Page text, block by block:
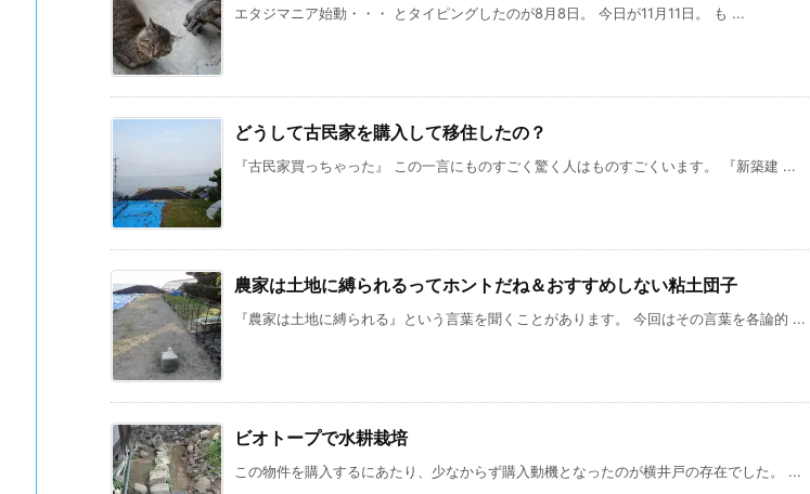
エタジマニア始動・・・ とタイピングしたのが8月8日。 今日が11月11日。 も ...
どうして古民家を購入して移住したの？
『古民家買っちゃった』 この一言にものすごく驚く人はものすごくいます。 『新築建 ...
農家は土地に縛られるってホントだね＆おすすめしない粘土団子
『農家は土地に縛られる』という言葉を聞くことがあります。 今回はその言葉を各論的 ...
ビオトープで水耕栽培
この物件を購入するにあたり、少なからず購入動機となったのが横井戸の存在でした。 ...